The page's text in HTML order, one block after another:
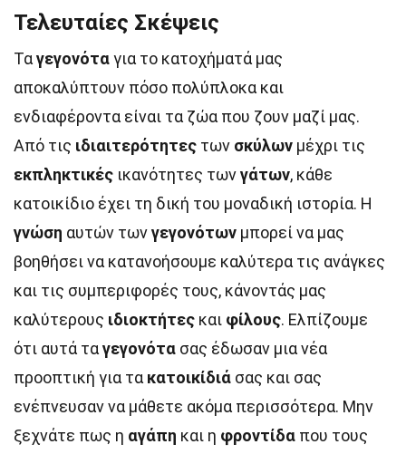
Τελευταίες Σκέψεις
Ταγεγονόταγια το κατοχήματά μας
αποκαλύπτουν πόσο πολύπλοκα και
ενδιαφέροντα είναι τα ζώα που ζουν μαζί μας.
Από τις ιδιαιτερότητες των σκύλων μέχρι τις
εκπληκτικές ικανότητες τωνγάτων, κάθε
κατοικίδιο έχει τη δική του μοναδική ιστορία. Η
γνώση αυτών τωνγεγονότων μπορεί να μας
βοηθήσει να κατανοήσουμε καλύτερα τις ανάγκες
και τις συμπεριφορές τους, κάνοντάς μας
καλύτερους ιδιοκτήτες και φίλους. Ελπίζουμε
ότι αυτά ταγεγονότα σας έδωσαν μια νέα
προοπτική για τα κατοικίδιά σας και σας
ενέπνευσαν να μάθετε ακόμα περισσότερα. Μην
ξεχνάτε πως η αγάπη και η φροντίδα που τους